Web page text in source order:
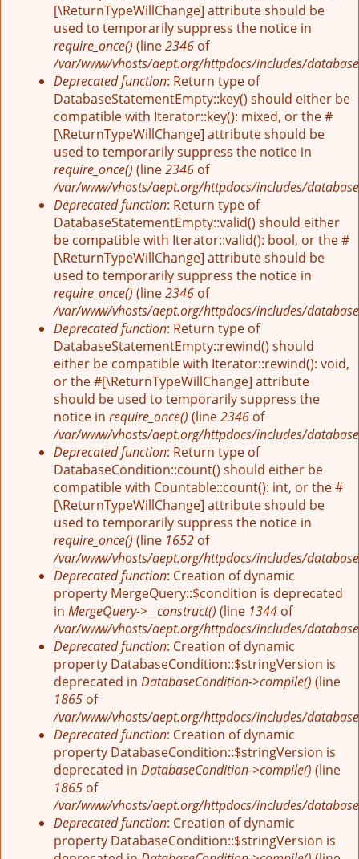
[\ReturnTypeWillChange] attribute should be
used to temporarily suppress the notice in
require_once() (line2346 of
/var/www/vhosts/aept.org/httpdocs/includes/
Deprecated function: Return type of
DatabaseStatementEmpty::key() should either be
compatible with Iterator::key(): mixed, or the #
[\ReturnTypeWillChange] attribute should be
used to temporarily suppress the notice in
require_once() (line2346 of
/var/www/vhosts/aept.org/httpdocs/includes/
Deprecated function: Return type of
DatabaseStatementEmpty::valid() should either
be compatible with Iterator::valid(): bool, or the #
[\ReturnTypeWillChange] attribute should be
used to temporarily suppress the notice in
require_once() (line2346 of
/var/www/vhosts/aept.org/httpdocs/includes/
Deprecated function: Return type of
DatabaseStatementEmpty::rewind() should
either be compatible with Iterator::rewind(): void,
or the #[\ReturnTypeWillChange] attribute
should be used to temporarily suppress the
notice in require_once() (line2346 of
/var/www/vhosts/aept.org/httpdocs/includes/
Deprecated function: Return type of
DatabaseCondition::count() should either be
compatible with Countable::count(): int, or the #
[\ReturnTypeWillChange] attribute should be
used to temporarily suppress the notice in
require_once() (line 1652 of
/var/www/vhosts/aept.org/httpdocs/includes/
Deprecated function: Creation of dynamic
property MergeQuery::$condition is deprecated
in MergeQuery->__construct() (line 1344 of
/var/www/vhosts/aept.org/httpdocs/includes/
Deprecated function: Creation of dynamic
property DatabaseCondition::$stringVersion is
deprecated in DatabaseCondition->compile() (line
1865 of
/var/www/vhosts/aept.org/httpdocs/includes/
Deprecated function: Creation of dynamic
property DatabaseCondition::$stringVersion is
deprecated in DatabaseCondition->compile() (line
1865 of
/var/www/vhosts/aept.org/httpdocs/includes/
Deprecated function: Creation of dynamic
property DatabaseCondition::$stringVersion is